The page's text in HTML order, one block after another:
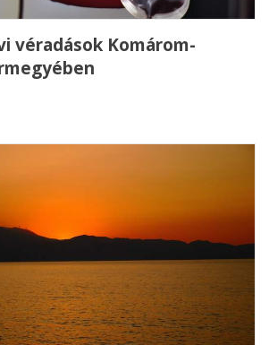
véradások Komárom-